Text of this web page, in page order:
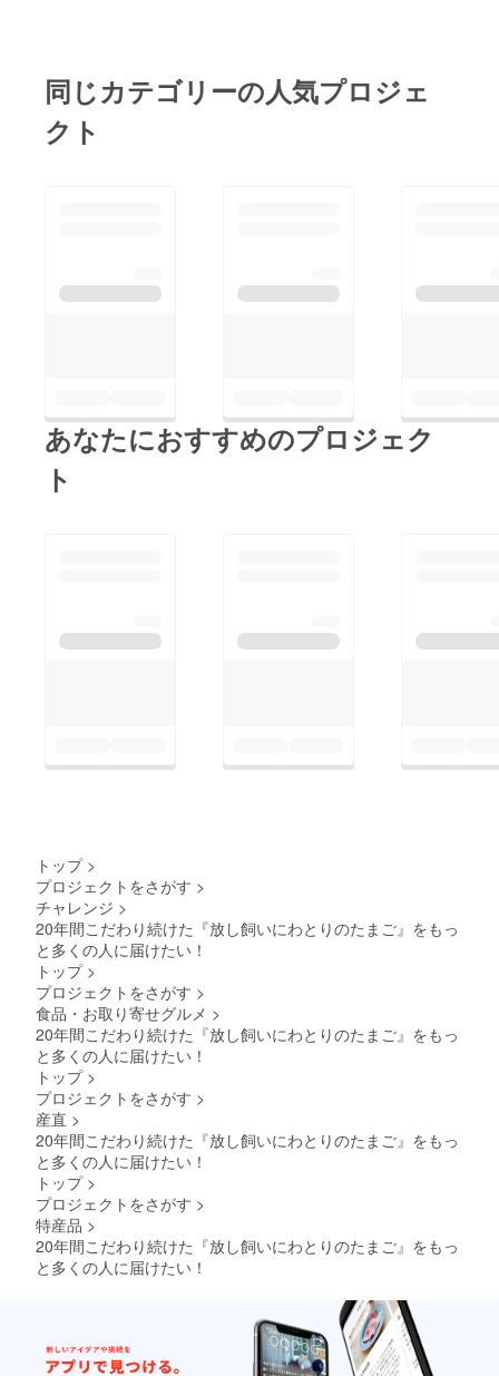
んので、増々の情報拡
散へのご協力をお願い
活発になり、なかなか
達を守れるよう工事打
張ります。活動報告も
同じカテゴリーの人気プロジェ
クト
あなたにおすすめのプロジェク
ト
トップ >
プロジェクトをさがす >
チャレンジ >
20年間こだわり続けた『放し飼いにわとりのたまご』をもっ
と多くの人に届けたい！
トップ >
プロジェクトをさがす >
食品・お取り寄せグルメ >
20年間こだわり続けた『放し飼いにわとりのたまご』をもっ
と多くの人に届けたい！
トップ >
プロジェクトをさがす >
産直 >
20年間こだわり続けた『放し飼いにわとりのたまご』をもっ
と多くの人に届けたい！
トップ >
プロジェクトをさがす >
特産品 >
20年間こだわり続けた『放し飼いにわとりのたまご』をもっ
と多くの人に届けたい！